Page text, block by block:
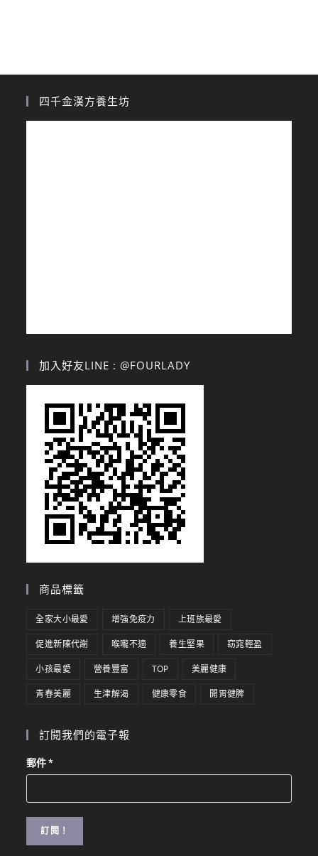
四千金漢方養生坊
加入好友LINE : @FOURLADY
商品標籤
全家大小最愛 增強免疫力 上班族最愛
促進新陳代謝 喉嚨不適 養生堅果 窈窕輕盈
小孩最愛 營養豐富 TOP 美麗健康
青春美麗 生津解渴 健康零食 開胃健脾
訂閱我們的電子報
郵件*